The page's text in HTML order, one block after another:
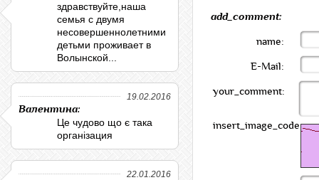
add_comment:
name:
E-Mail:
your_comment:
insert_image_code:
здравствуйте,наша
семья с двумя
несовершеннолетними
детьми проживает в
Волынской...
19.02.2016
Валентина:
Це чудово що є така
організация
22.01.2016